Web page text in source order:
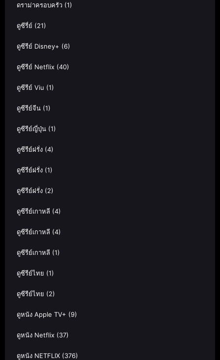
ดราม่าครอบครัว (1)
ดูซีรี่ย์ (21)
ดูซีรีย์ Disney+ (6)
ดูซีรีย์ Netflix (40)
ดูซีรีย์ Viu (1)
ดูซีรีย์จีน (1)
ดูซีรีย์ญี่ปุ่น (1)
ดูซีรีย์ฝรั่ง (4)
ดูซีรีย์ฝรั่ง (1)
ดูซีรีย์ฝรั่ง (2)
ดูซีรีย์เกาหลี (4)
ดูซีรีย์เกาหลี (4)
ดูซีรีย์เกาหลี (1)
ดูซีรีย์ไทย (1)
ดูซีรีย์ไทย (2)
ดูหนัง Apple TV+ (9)
ดูหนัง Netflix (37)
ดูหนัง NETFLIX (376)